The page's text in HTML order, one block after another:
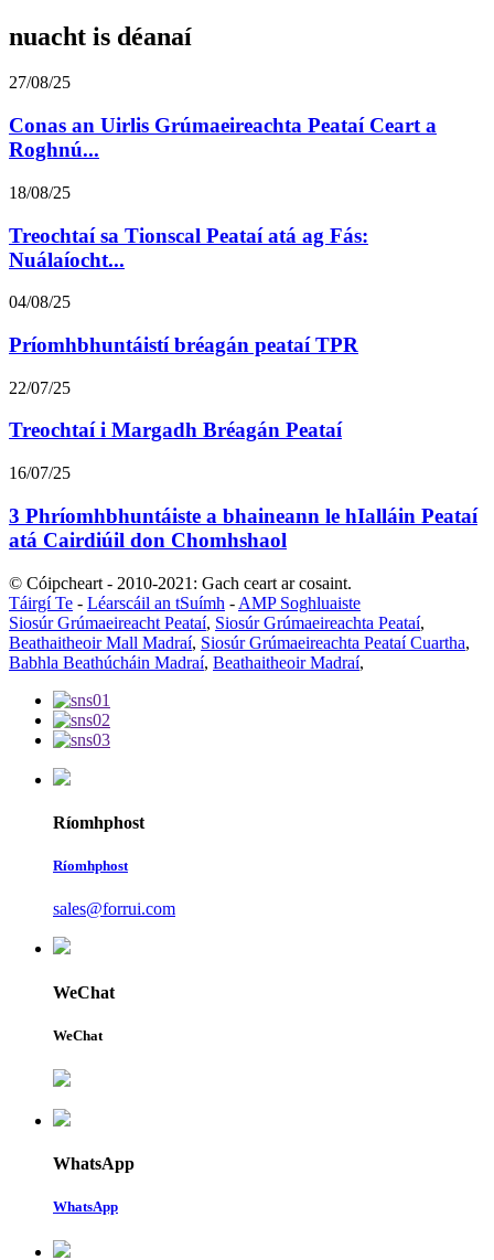
nuacht is déanaí
27/08/25
Conas an Uirlis Grúmaeireachta Peataí Ceart a
Roghnú...
18/08/25
Treochtaí sa Tionscal Peataí atá ag Fás:
Nuálaíocht...
04/08/25
Príomhbhuntáistí bréagán peataí TPR
22/07/25
Treochtaí i Margadh Bréagán Peataí
16/07/25
3 Phríomhbhuntáiste a bhaineann le hIalláin Peataí
atá Cairdiúil don Chomhshaol
© Cóipcheart - 2010-2021: Gach ceart ar cosaint.
Táirgí Te - Léarscáil an tSuímh - AMP Soghluaiste
Siosúr Grúmaeireacht Peataí, Siosúr Grúmaeireachta Peataí,
Beathaitheoir Mall Madraí, Siosúr Grúmaeireachta Peataí Cuartha,
Babhla Beathúcháin Madraí, Beathaitheoir Madraí,
Ríomhphost
Ríomhphost
sales@forrui.com
WeChat
WeChat
WhatsApp
WhatsApp